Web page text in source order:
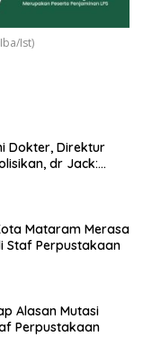
Ist)
Dokter, Direktur
dr Jack:
Mataram Merasa
Staf Perpustakaan
Alasan Mutasi
Perpustakaan